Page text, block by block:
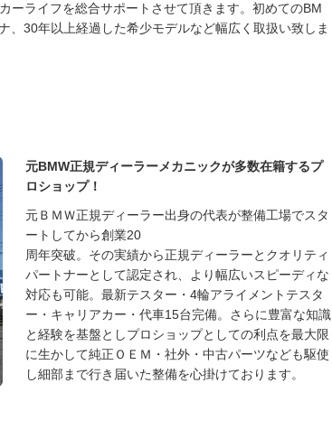
ライフを総合サポートさせて頂きます。初めてのBM
30年以上経過した希少モデルなど幅広く取扱い致しま
元BMW正規ディーラーメカニックが多数在籍するプ
ロショップ！
元ＢＭＷ正規ディーラー出身の代表が整備工場でスタ
ートしてから創業20
周年突破。その実績から正規ディーラーとクオリティ
パートナーとして認定され、より幅広いスピーディな
対応も可能。最新テスター・4輪アライメントテスタ
ー・キャリアカー・代車15台完備。さらに豊富な知識
と経験を基盤としプロショップとしての利点を最大限
に生かして純正ＯＥＭ・社外・中古パーツなども駆使
し細部まで行き届いた整備を心掛けております。